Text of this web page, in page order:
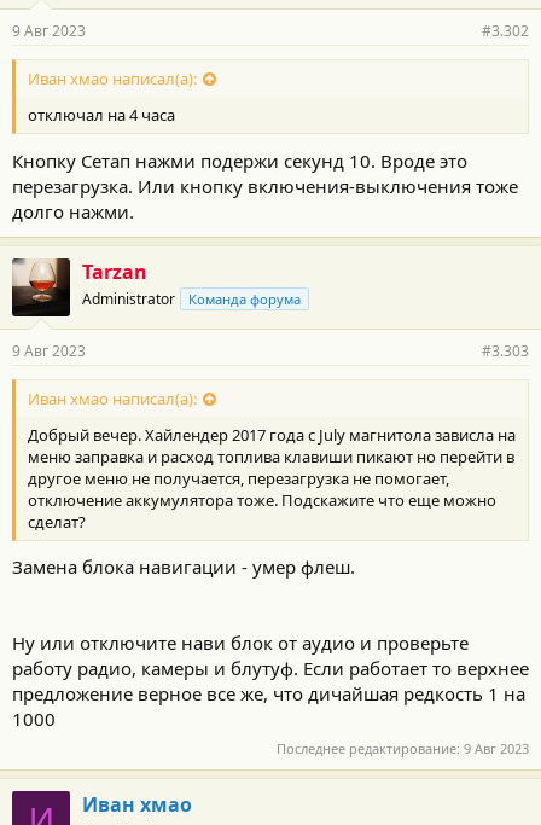
9 Авг 2023 #3.302
Иван хмао написал(а):
отключал на 4 часа
Кнопку Сетап нажми подержи секунд 10. Вроде это
перезагрузка. Или кнопку включения-выключения тоже
долго нажми.
Tarzan
Administrator Команда форума
9 Авг 2023 #3.303
Иван хмао написал(а):
Добрый вечер. Хайлендер 2017 года с July магнитола зависла на
меню заправка и расход топлива клавиши пикают но перейти в
другое меню не получается, перезагрузка не помогает,
отключение аккумулятора тоже. Подскажите что еще можно
сделат?
Замена блока навигации - умер флеш.
Ну или отключите нави блок от аудио и проверьте
работу радио, камеры и блутуф. Если работает то верхнее
предложение верное все же, что дичайшая редкость 1 на
1000
Последнее редактирование: 9 Авг 2023
Иван хмао